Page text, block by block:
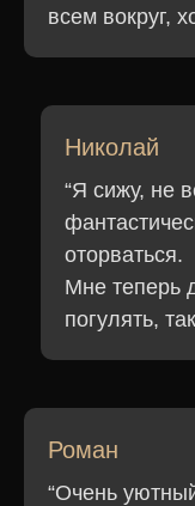
всем вокруг,
Николай
“Я сижу, не
оторваться.
Мне теперь
погулять,
Роман
“Очень
ООО «ЭЛЕКТРА»,
ИНН: 7708431906,